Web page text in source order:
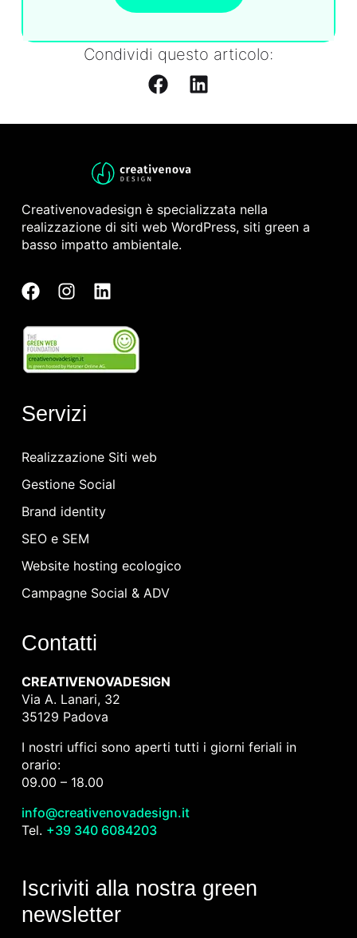
Condividi questo articolo:
Creativenovadesign è specializzata nella
realizzazione di siti web WordPress, siti green a
basso impatto ambientale.
Servizi
Realizzazione Siti web
Gestione Social
Brand identity
SEO e SEM
Website hosting ecologico
Campagne Social & ADV
Contatti
CREATIVENOVADESIGN
Via A. Lanari, 32
35129 Padova
I nostri uffici sono aperti tutti i giorni feriali in
orario:
09.00 – 18.00
info@creativenovadesign.it
Tel. +39 340 6084203
Iscriviti alla nostra green
newsletter